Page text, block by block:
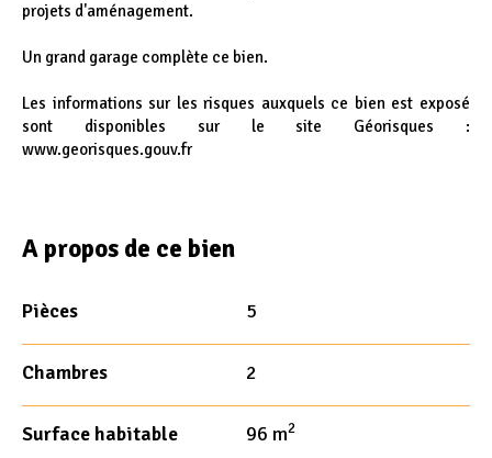
projets d'aménagement.
Un grand garage complète ce bien.
Les informations sur les risques auxquels ce bien est exposé
sont disponibles sur le site Géorisques :
www.georisques.gouv.fr
A propos de ce bien
Pièces 5
Chambres 2
Surface habitable 96 m2